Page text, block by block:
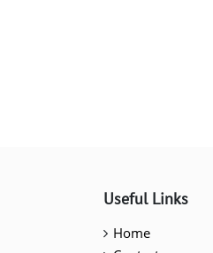
Useful Links
Home